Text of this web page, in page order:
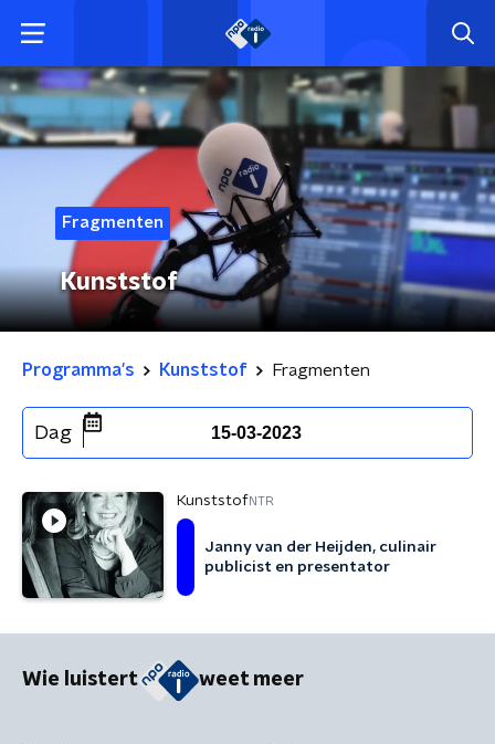
Fragmenten
Kunststof
Programma's Kunststof Fragmenten
Dag 15-03-2023
KunststofNTR
Janny van der Heijden, culinair
publicist en presentator
Wie luistert weet meer